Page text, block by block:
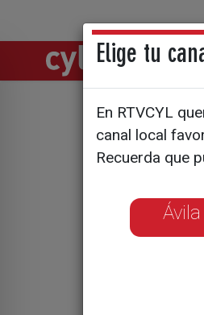
Elige tu
En RTVCYL
canal local
Recuerda que
Ávila